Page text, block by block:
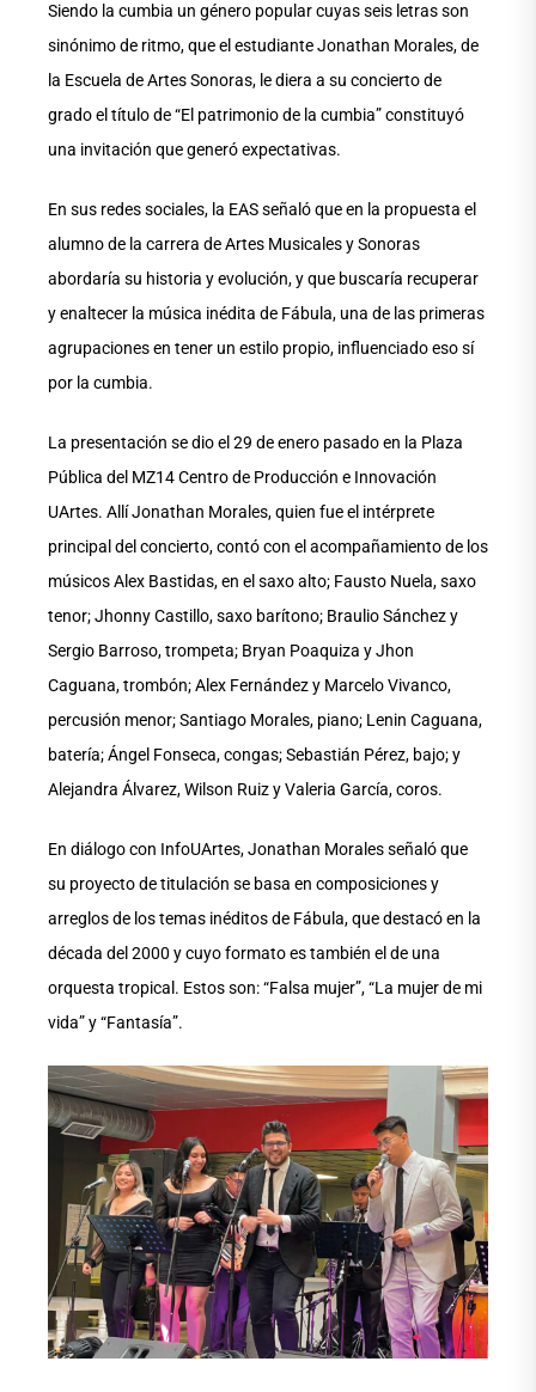
Siendo la cumbia un género popular cuyas seis letras son
sinónimo de ritmo, que el estudiante Jonathan Morales, de
la Escuela de Artes Sonoras, le diera a su concierto de
grado el título de “El patrimonio de la cumbia” constituyó
una invitación que generó expectativas.
En sus redes sociales, la EAS señaló que en la propuesta el
alumno de la carrera de Artes Musicales y Sonoras
abordaría su historia y evolución, y que buscaría recuperar
y enaltecer la música inédita de Fábula, una de las primeras
agrupaciones en tener un estilo propio, influenciado eso sí
por la cumbia.
La presentación se dio el 29 de enero pasado en la Plaza
Pública del MZ14 Centro de Producción e Innovación
UArtes. Allí Jonathan Morales, quien fue el intérprete
principal del concierto, contó con el acompañamiento de los
músicos Alex Bastidas, en el saxo alto; Fausto Nuela, saxo
tenor; Jhonny Castillo, saxo barítono; Braulio Sánchez y
Sergio Barroso, trompeta; Bryan Poaquiza y Jhon
Caguana, trombón; Alex Fernández y Marcelo Vivanco,
percusión menor; Santiago Morales, piano; Lenin Caguana,
batería; Ángel Fonseca, congas; Sebastián Pérez, bajo; y
Alejandra Álvarez, Wilson Ruiz y Valeria García, coros.
En diálogo con InfoUArtes, Jonathan Morales señaló que
su proyecto de titulación se basa en composiciones y
arreglos de los temas inéditos de Fábula, que destacó en la
década del 2000 y cuyo formato es también el de una
orquesta tropical. Estos son: “Falsa mujer”, “La mujer de mi
vida” y “Fantasía”.